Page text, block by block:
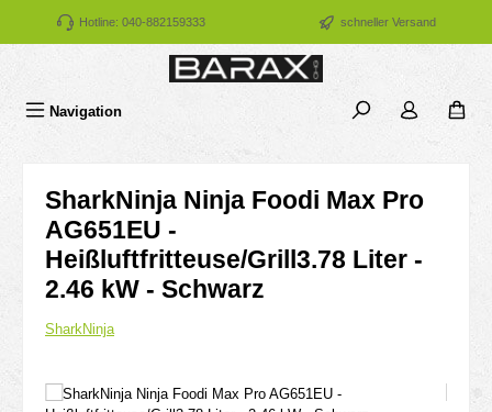
Zum Hauptinhalt springen
Hotline: 040-882159333 schneller Versand
Navigation
SharkNinja Ninja Foodi Max Pro
AG651EU -
Heißluftfritteuse/Grill3.78 Liter -
2.46 kW - Schwarz
SharkNinja
Bildergalerie überspringen